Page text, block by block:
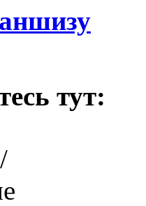
тут:
/